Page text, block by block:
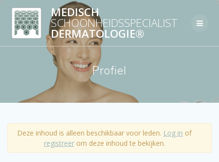
content
MEDISCH
SCHOONHEIDSSPECIALIST
DERMATOLOGIE®
Profiel
Deze inhoud is alleen beschikbaar voor leden. Log in of
registreerom deze inhoud te bekijken.